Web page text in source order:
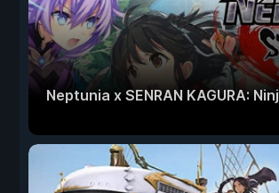
Neptunia x SENRAN KAGURA: